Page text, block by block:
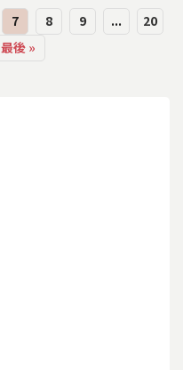
7 8 9 ...
20
最後 »